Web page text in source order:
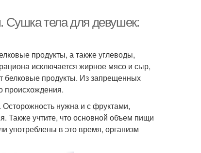
тела для девушек:
продукты, а также углеводы,
исключается жирное мясо и сыр,
белковые продукты. Из запрещенных
происхождения.
нужна и с фруктами,
Также учтите, что основной объем пищи
употреблены в это время, организм